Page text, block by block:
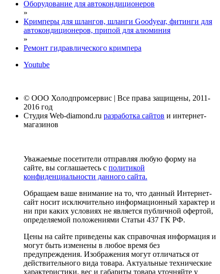
Оборудование для автокондиционеров
»
Кримперы для шлангов, шланги Goodyear, фитинги для
автокондиционеров, припой для алюминия
»
Ремонт гидравлического кримпера
Youtube
© ООО Холодпромсервис | Все права защищены, 2011-
2016 год
Студия Web-diamond.ru разработка сайтов и интернет-
магазинов
Уважаемые посетители отправляя любую форму на
сайте, вы соглашаетесь с политикой
конфиденциальности данного сайта.
Обращаем ваше внимание на то, что данный Интернет-
сайт носит исключительно информационный характер и
ни при каких условиях не является публичной офертой,
определяемой положениями Статьи 437 ГК РФ.
Цены на сайте приведены как справочная информация и
могут быть изменены в любое время без
предупреждения. Изображения могут отличаться от
действительного вида товара. Актуальные технические
характеристики, вес и габариты товара уточняйте у